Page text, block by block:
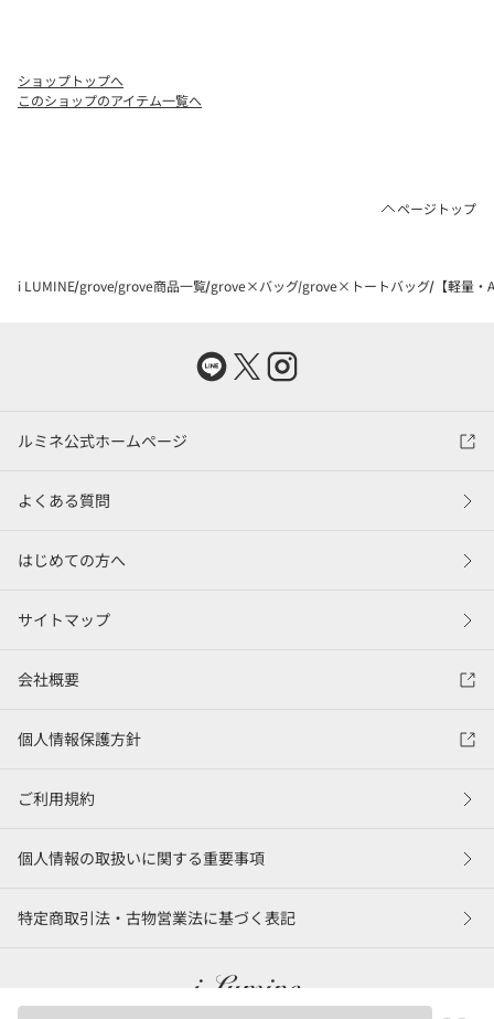
ショップトップへ
このショップのアイテム一覧へ
ページトップ
i LUMINE grove grove商品一覧 grove×バッグ grove×トートバッグ 【軽量・
ルミネ公式ホームページ
よくある質問
はじめての方へ
サイトマップ
会社概要
個人情報保護方針
ご利用規約
個人情報の取扱いに関する重要事項
特定商取引法・古物営業法に基づく表記